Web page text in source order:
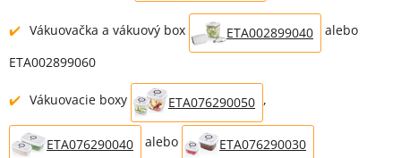
Vákuovačka a vákuový box ETA002899040
alebo
ETA002899060
Vákuovacie boxy ETA076290050 ,
ETA076290040 alebo ETA076290030